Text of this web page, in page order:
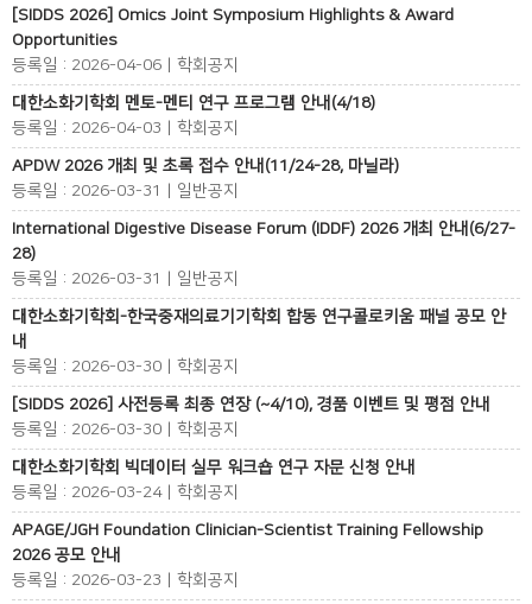
[SIDDS 2026] Omics Joint Symposium Highlights & Award
Opportunities
등록일 : 2026-04-06 | 학회공지
대한소화기학회 멘토-멘티 연구 프로그램 안내(4/18)
등록일 : 2026-04-03 | 학회공지
APDW 2026 개최 및 초록 접수 안내(11/24-28, 마닐라)
등록일 : 2026-03-31 | 일반공지
International Digestive Disease Forum (IDDF) 2026 개최 안내(6/27-
28)
등록일 : 2026-03-31 | 일반공지
대한소화기학회-한국중재의료기기학회 합동 연구콜로키움 패널 공모 안
내
등록일 : 2026-03-30 | 학회공지
[SIDDS 2026] 사전등록 최종 연장 (~4/10), 경품 이벤트 및 평점 안내
등록일 : 2026-03-30 | 학회공지
대한소화기학회 빅데이터 실무 워크숍 연구 자문 신청 안내
등록일 : 2026-03-24 | 학회공지
APAGE/JGH Foundation Clinician-Scientist Training Fellowship
2026 공모 안내
등록일 : 2026-03-23 | 학회공지